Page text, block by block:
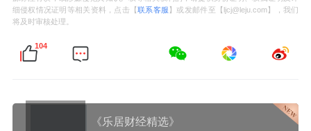
细侵权情况证明等相关资料，点击【联系客服 】或发邮件至【ljcj@leju.com】，我们
将及时审核处理。
104
《乐居财经精选》